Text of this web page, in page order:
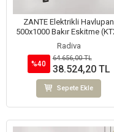
ZANTE Elektrikli Havlupan
500x1000 Bakır Eskitme (KTX1
Termostat) 200W
Radiva
%40
64.656,00 TL
38.524,20 TL
Sepete Ekle